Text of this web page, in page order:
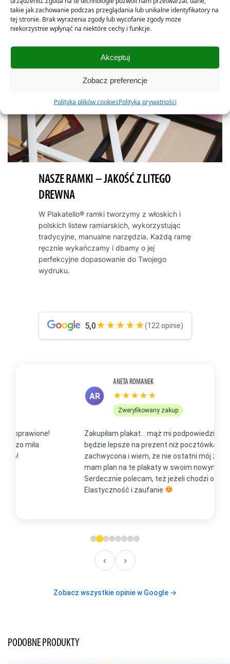
takie jak zachowanie podczas przeglądania lub unikalne identyfikatory na
tej stronie. Brak wyrażenia zgody lub wycofanie zgody może
niekorzystnie wpłynąć na niektóre cechy i funkcje.
Akceptuj
Zobacz preferencje
Polityka plików cookiesPolityka prywatności
NASZE RAMKI – JAKOŚĆ Z LITEGO
DREWNA
W Plakatello® ramki tworzymy z włoskich i
polskich listew ramiarskich, wykorzystując
tradycyjne, manualne narzędzia. Każdą ramę
ręcznie wykańczamy i dbamy o jej
perfekcyjne dopasowanie do Twojego
wydruku.
5,0★★★★★(122 opinie)
★★★★★
Zweryfikowany zakup
Zakupiłam plakat... mąż mi podpowiedział, że to
będzie lepsze na prezent niż pocztówka. Jestem
zachwycona i wiem, że nie ostatni mój zakup, bo już
mam plan na te plakaty w swoim nowym domu
Serdecznie polecam, też jeżeli chodzi o kontakt.
Elastyczność i zaufanie
‹ ›
Zobacz wszystkie opinie w Google →
PODOBNE PRODUKTY